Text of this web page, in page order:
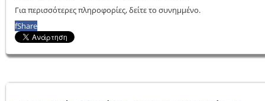
Για περισσότερες πληροφορίες, δείτε το συνημμένο.
fShare